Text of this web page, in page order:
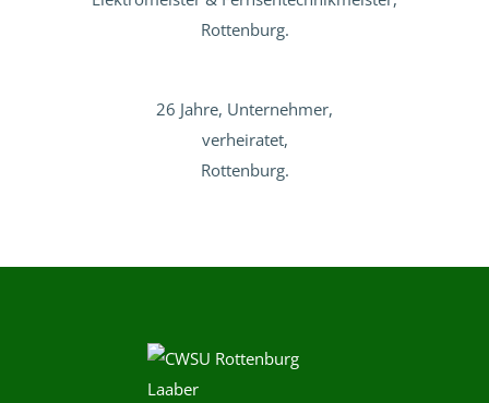
Rottenburg.
26 Jahre, Unternehmer,
verheiratet,
Rottenburg.